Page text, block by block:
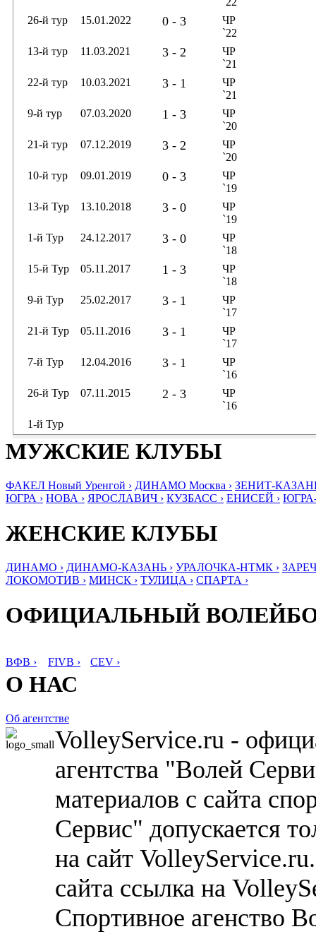
26-й тур
15.01.2022 0 - 3
ЧР
`22
13-й тур
11.03.2021 3 - 2
ЧР
`21
22-й тур
10.03.2021 3 - 1
ЧР
`21
9-й тур
07.03.2020 1 - 3
ЧР
`20
21-й тур
07.12.2019 3 - 2
ЧР
`20
10-й тур
09.01.2019 0 - 3
ЧР
`19
13-й Тур
13.10.2018 3 - 0
ЧР
`19
1-й Тур
24.12.2017 3 - 0
ЧР
`18
15-й Тур
05.11.2017 1 - 3
ЧР
`18
9-й Тур
25.02.2017 3 - 1
ЧР
`17
21-й Тур
05.11.2016 3 - 1
ЧР
`17
7-й Тур
12.04.2016 3 - 1
ЧР
`16
26-й Тур
07.11.2015 2 - 3
ЧР
`16
1-й Тур
МУЖСКИЕ КЛУБЫ
ФАКЕЛ Новый Уренгой › ДИНАМО Москва › ЗЕНИТ-
ЮГРА › НОВА › ЯРОСЛАВИЧ › КУЗБАСС › ЕНИСЕЙ ›
ЖЕНСКИЕ КЛУБЫ
ДИНАМО › ДИНАМО-КАЗАНЬ › УРАЛОЧКА-НТМК ›
ЛОКОМОТИВ › МИНСК › ТУЛИЦА › СПАРТА ›
ОФИЦИАЛЬНЫЙ
ВФВ › FIVB › CEV ›
О НАС
Об агентстве
VolleyService.ru -
агентства "Волей
материалов с сайта
Сервис" допускается
на сайт
сайта ссылка на
Спортивное агенство